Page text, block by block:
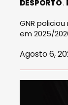
DESPORTO
GNR
em 2025/
Agosto 6,